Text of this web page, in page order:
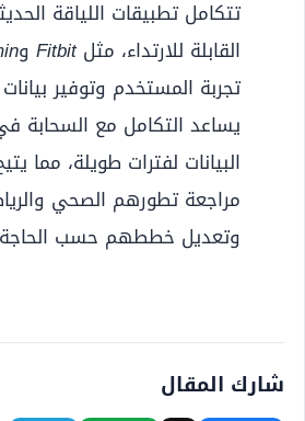
تتكامل تطبيقات اللياقة
القابلة للارتداء، مثلFitbit و
تجربة المستخدم وتوفير
يساعد التكامل مع السحابة
البيانات لفترات طويلة، مما
مراجعة تطورهم الصحي
وتعديل خططهم حسب
شارك المقال